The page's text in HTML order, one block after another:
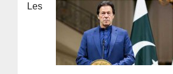
Les